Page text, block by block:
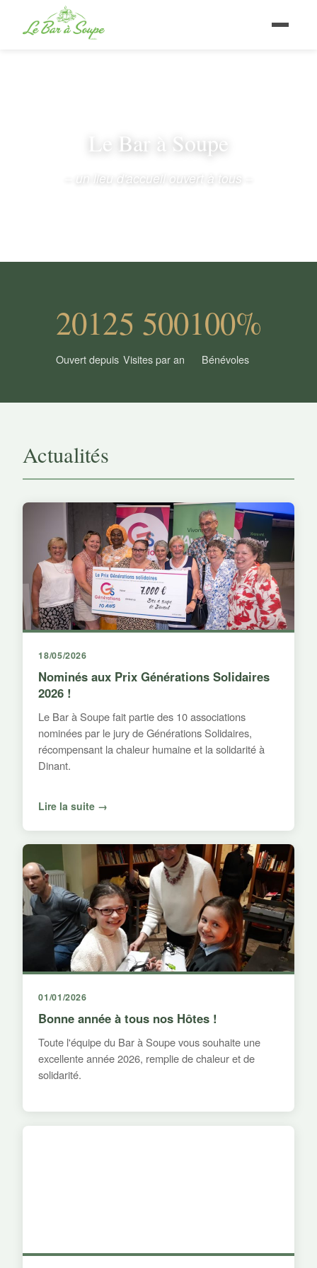
Le Bar à Soupe
– un lieu d'accueil ouvert à tous –
2012
Ouvert depuis
5 500
Visites par an
100%
Bénévoles
Actualités
18/05/2026
Nominés aux Prix Générations Solidaires
2026 !
Le Bar à Soupe fait partie des 10 associations
nominées par le jury de Générations Solidaires,
récompensant la chaleur humaine et la solidarité à
Dinant.
Lire la suite →
01/01/2026
Bonne année à tous nos Hôtes !
Toute l'équipe du Bar à Soupe vous souhaite une
excellente année 2026, remplie de chaleur et de
solidarité.